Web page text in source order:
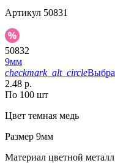
Артикул 50831
50832
9мм
checkmark_alt_circle
2.48 р.
По 100 шт
Цвет темная медь
Размер 9мм
Материал цветной металл